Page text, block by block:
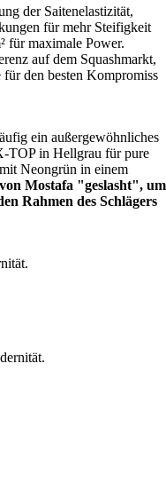
der Saitenelastizität,
für mehr Steifigkeit
für maximale Power.
auf dem Squashmarkt,
den besten Kompromiss
ein außergewöhnliches
TOP in Hellgrau für pure
Neongrün in einem
Mostafa "geslasht", um
Rahmen des Schlägers